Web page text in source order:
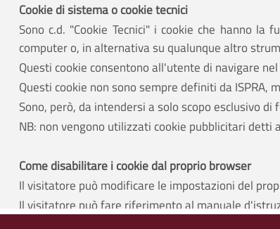
Cookie di sistema o cookie tecnici
Sono c.d. "Cookie Tecnici" i cookie che hanno
computer o, in alternativa su qualunque altro
Questi cookie consentono all'utente di navigare
Questi cookie non sono sempre definiti da
Sono, però, da intendersi a solo scopo esclusivo
NB: non vengono utilizzati cookie pubblicitari detti
Come disabilitare i cookie dal proprio browser
Il visitatore può modificare le impostazioni del
Il visitatore può fare riferimento al manuale
Se si sceglie di disabilitare tutti i cookie, anche i